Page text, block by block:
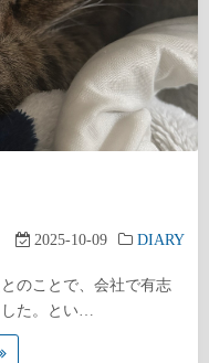
2025-10-09 DIARY
のことで、会社で有志
した。とい…